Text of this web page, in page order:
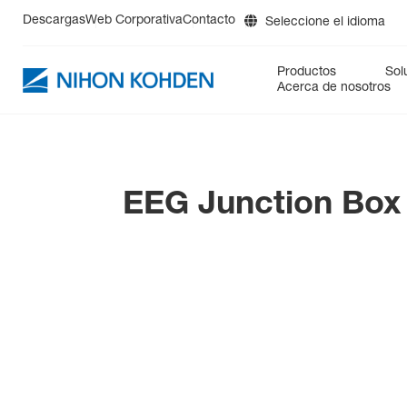
DescargasWeb CorporativaContacto Seleccione el idioma
Productos
Acerca de nosotros
DiagnósticosDynaScatter Laser +HEM488
EEG Junction